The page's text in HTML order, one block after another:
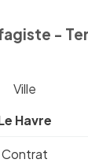
-
Ville
Havre
Contrat